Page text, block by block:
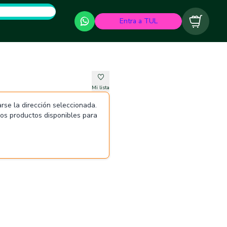
Entra a TUL Carrito
Mi lista
la dirección seleccionada.
productos disponibles para